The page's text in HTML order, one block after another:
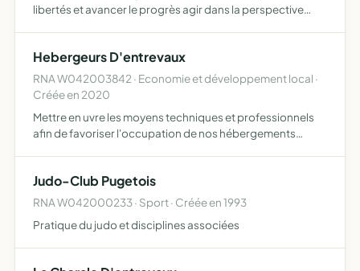
libertés et avancer le progrès agir dans la perspective
Hebergeurs D'entrevaux
RNA W042003842 · Economie et développement local ·
Créée en 2020
Mettre en uvre les moyens techniques et professionnels
afin de favoriser l'occupation de nos hébergements
hébergeme…
Judo-Club Pugetois
RNA W042000233 · Sport · Créée en 1993
Pratique du judo et disciplines associées